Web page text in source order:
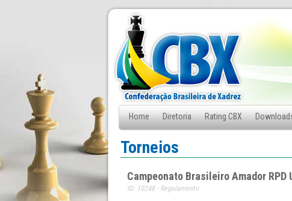
Home Diretoria Rating CBX
Fale Conosco
Torneios
Campeonato Brasileiro Amador RPD
ID: 10248 - Regulamento